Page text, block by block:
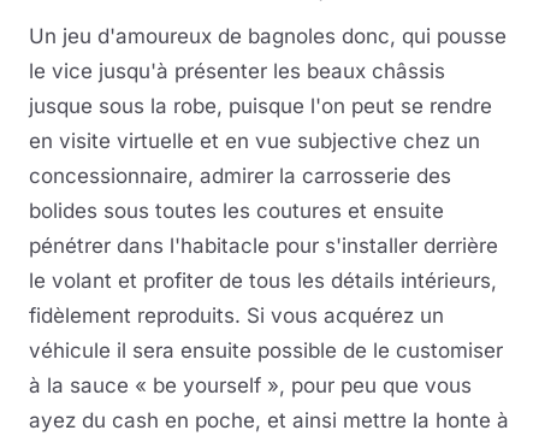
Un jeu d'amoureux de bagnoles donc, qui pousse
le vice jusqu'à présenter les beaux châssis
jusque sous la robe, puisque l'on peut se rendre
en visite virtuelle et en vue subjective chez un
concessionnaire, admirer la carrosserie des
bolides sous toutes les coutures et ensuite
pénétrer dans l'habitacle pour s'installer derrière
le volant et profiter de tous les détails intérieurs,
fidèlement reproduits. Si vous acquérez un
véhicule il sera ensuite possible de le customiser
à la sauce « be yourself », pour peu que vous
ayez du cash en poche, et ainsi mettre la honte à